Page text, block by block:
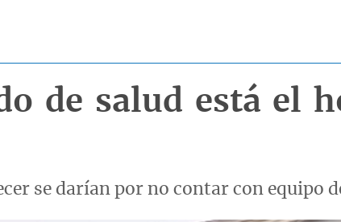
de salud está el
se darían por no contar con equipo